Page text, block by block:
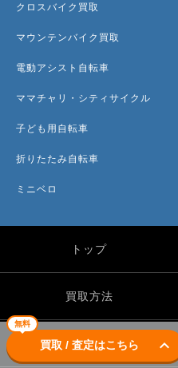
無料
買取 / 査定はこちら keyboard_arrow_down
クロスバイク買取
マウンテンバイク買取
電動アシスト自転車
ママチャリ・シティサイクル
子ども用自転車
折りたたみ自転車
ミニベロ
トップ
買取方法
買取実績